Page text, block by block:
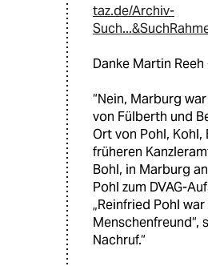
taz.de/Archiv-
Danke Martin
“Nein, Marburg
von Fülberth und
Ort von Pohl, Kohl,
früheren
Bohl, in Marburg
Pohl zum DVAG-
„Reinfried Pohl
Menschenfreund“,
Nachruf.“